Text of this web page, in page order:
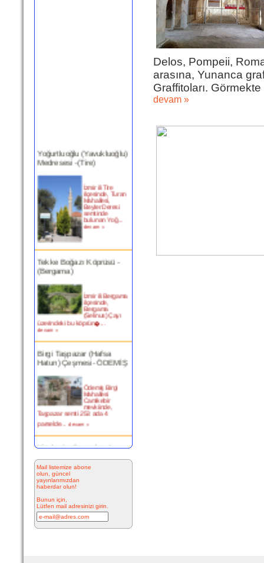
Medresesi -(Tire)
ilçesinde, Turan
Mahallesi,
Beyler Deresi
semtinde
bulunan Yoğ...
devam »
(Bergama)
ilçesinde,
Bergama
(Selinus) Çayı
üzerindeki bu köprün�...
devam »
Hatun) Çeşmesi- ÖDEMİŞ
Mahallesi
Camikebir
mevkiinde,
Taşpazar semti 253 ada 4
parselde... devam »
ÇEŞME
bitiminde...
devam »
Mail listemize abone
olun, güncel
yayınlarımızdan
haberdar olun!
Bunun için,
Lütfen mail adresinizi girin.
Delos, Pompeii,
arasına, Yunanca
Graffitoları.
devam »